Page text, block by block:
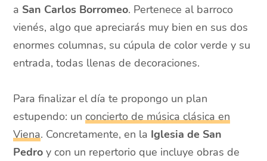
a San Carlos Borromeo. Pertenece al barroco
vienés, algo que apreciarás muy bien en sus dos
enormes columnas, su cúpula de color verde y su
entrada, todas llenas de decoraciones.
Para finalizar el día te propongo un plan
estupendo: unconcierto de música clásica en
Viena. Concretamente, en la Iglesia de San
Pedro y con un repertorio que incluye obras de